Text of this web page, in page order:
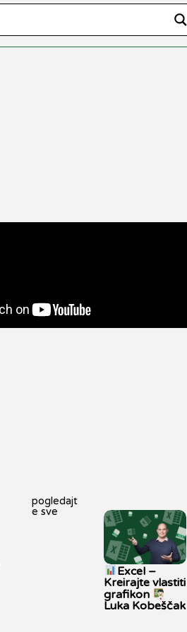
pogledajt
e sve
Excel –
Kreirajte vlastiti
grafikon
Luka Kobeščak